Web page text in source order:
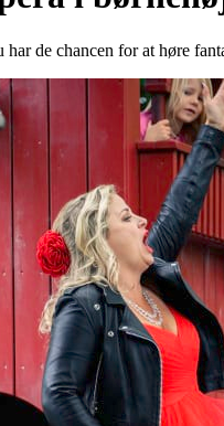
de chancen for at høre